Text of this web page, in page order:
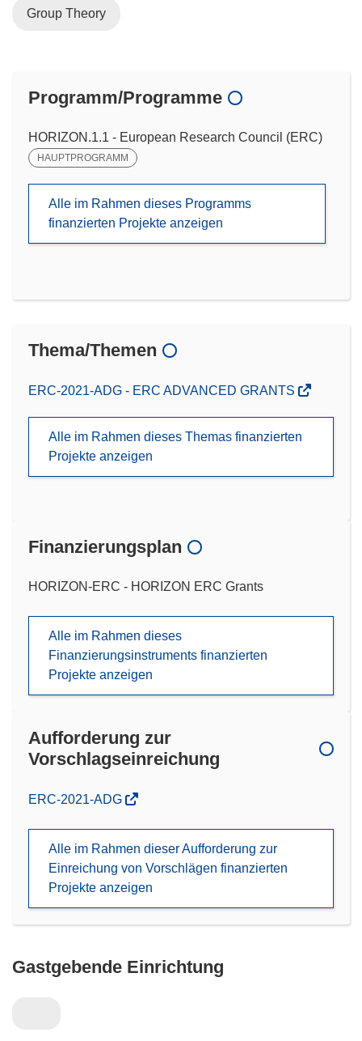
Group Theory
Programm/Programme
HORIZON.1.1 - European Research Council (ERC)
HAUPTPROGRAMM
Alle im Rahmen dieses Programms
finanzierten Projekte anzeigen
Thema/Themen
ERC-2021-ADG - ERC ADVANCED GRANTS
Alle im Rahmen dieses Themas finanzierten
Projekte anzeigen
Finanzierungsplan
HORIZON-ERC - HORIZON ERC Grants
Alle im Rahmen dieses
Finanzierungsinstruments finanzierten
Projekte anzeigen
Aufforderung zur
Vorschlagseinreichung
(öffnet
Fenster)
ERC-2021-ADG
Alle im Rahmen dieser Aufforderung zur
Einreichung von Vorschlägen finanzierten
Projekte anzeigen
Gastgebende Einrichtung